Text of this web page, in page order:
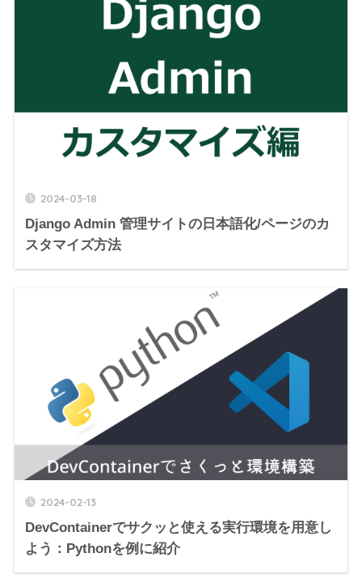
2024-03-18
Django Admin 管理サイトの日本語化/ページのカ
スタマイズ方法
2024-02-13
DevContainerでサクッと使える実行環境を用意し
よう：Pythonを例に紹介